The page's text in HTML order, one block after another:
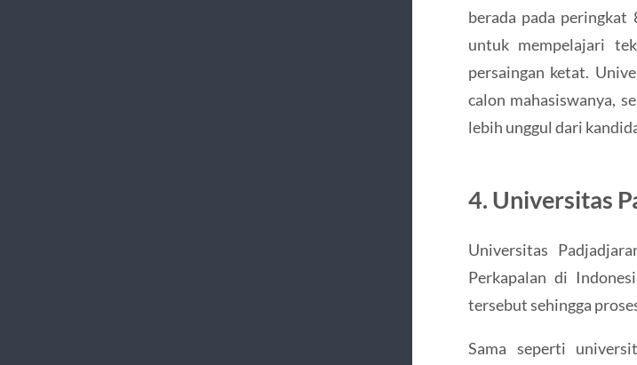
berada pada
untuk mempelajari
persaingan ketat.
calon mahasiswanya,
lebih unggul dari
4. Universitas
Universitas
Perkapalan di
tersebut sehingga
Sama seperti